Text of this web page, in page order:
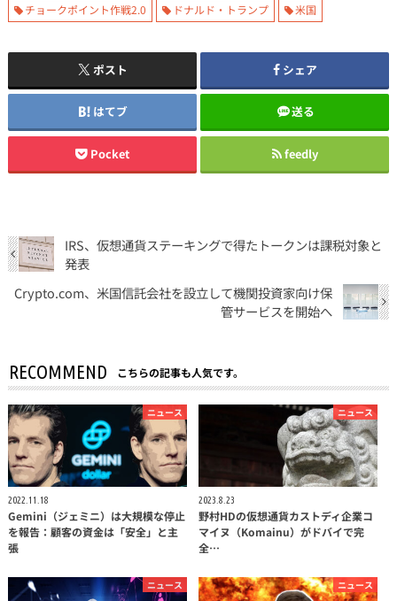
チョークポイント作戦2.0
ドナルド・トランプ 米国
ポスト シェア
はてブ 送る
Pocket feedly
IRS、仮想通貨ステーキングで得たトークンは課税対象と
発表
Crypto.com、米国信託会社を設立して機関投資家向け保
管サービスを開始へ
RECOMMEND こちらの記事も人気です。
ニュース
2022.11.18
Gemini（ジェミニ）は大規模な停止
を報告：顧客の資金は「安全」と主
張
ニュース
2023.8.23
野村HDの仮想通貨カストディ企業コ
マイヌ（Komainu）がドバイで完
全…
ニュース ニュース